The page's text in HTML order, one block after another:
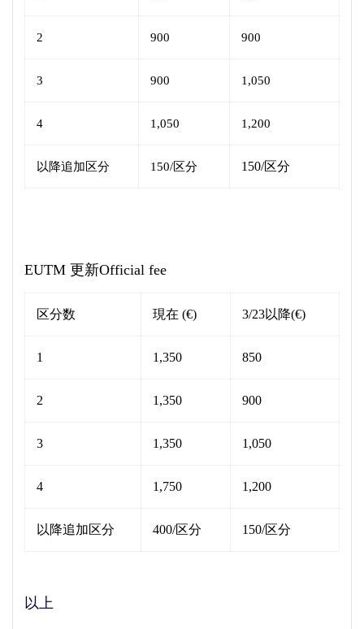
2 900 900
3 900 1,050
4 1,050 1,200
以降追加区分 150/区分 150/区分
EUTM 更新Official fee
区分数 現在 (€) 3/23以降(€)
1 1,350 850
2 1,350 900
3 1,350 1,050
4 1,750 1,200
以降追加区分 400/区分 150/区分
以上